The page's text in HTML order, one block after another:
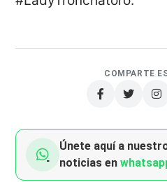
COMPARTE
Únete aquí a
noticias en